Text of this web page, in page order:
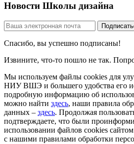
Новости Школы дизайна
Спасибо, вы успешно подписаны!
Извините, что-то пошло не так.
Мы используем файлы cookies для
НИУ ВШЭ и большего удобства его
подробную информацию об
можно найти здесь, наши правила
данных – здесь. Продолжая
подтверждаете, что были
использовании файлов cookies
с нашими правилами обработки